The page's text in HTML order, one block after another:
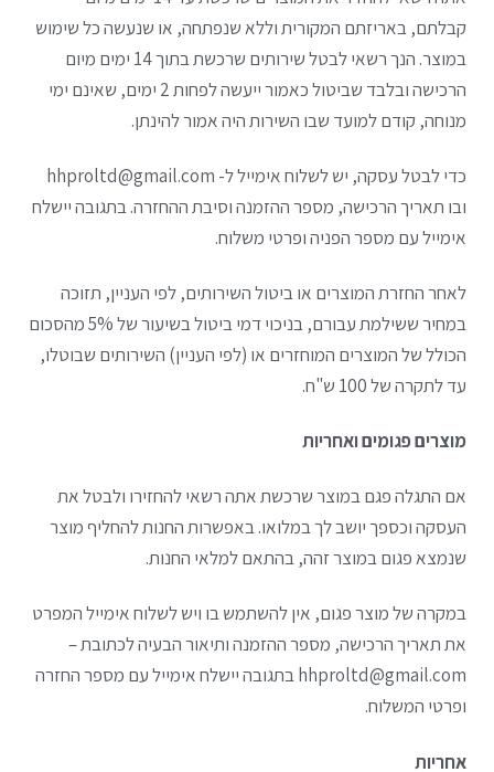
קבלתם, באריזתם המקורית וללא שנפתחה, או שנעשה כל שימוש
במוצר. הנך רשאי לבטל שירותים שרכשת בתוך 14 ימים מיום
הרכישה ובלבד שביטול כאמור ייעשה לפחות 2 ימים, שאינם ימי
מנוחה, קודם למועד שבו השירות היה אמור להינתן.
כדי לבטל עסקה, יש לשלוח אימייל ל- hhproltd@gmail.com
ובו תאריך הרכישה, מספר ההזמנה וסיבת ההחזרה. בתגובה יישלח
אימייל עם מספר הפניה ופרטי משלוח.
לאחר החזרת המוצרים או ביטול השירותים, לפי העניין, תזוכה
במחיר ששילמת עבורם, בניכוי דמי ביטול בשיעור של 5% מהסכום
הכולל של המוצרים המוחזרים או (לפי העניין) השירותים שבוטלו,
עד לתקרה של 100 ש"ח.
מוצרים פגומים ואחריות
אם התגלה פגם במוצר שרכשת אתה רשאי להחזירו ולבטל את
העסקה וכספך יושב לך במלואו. באפשרות החנות להחליף מוצר
שנמצא פגום במוצר זהה, בהתאם למלאי החנות.
במקרה של מוצר פגום, אין להשתמש בו ויש לשלוח אימייל המפרט
את תאריך הרכישה, מספר ההזמנה ותיאור הבעיה לכתובת –
hhproltd@gmail.com בתגובה יישלח אימייל עם מספר החזרה
ופרטי המשלוח.
אחריות